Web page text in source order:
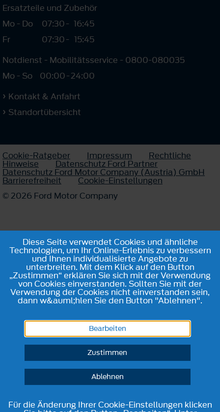
Ersatzteile und Zubehör
Mo - Do
07:30- 16:45
Fr
07:30- 15:45
Notdienst - Mobilitätsservice - 0800-080035
Mo - So
00:00-24:00
Kontakt & Anfahrt
Standortübersicht
Cookie-Ratgeber Impressum Rechtliche
Hinweise Datenschutz Ford Partner
Datenschutz Ford Motor Company (Austria) GmbH
Barrierefreiheit
Cookie-Einstellungen
© 2026 Ford Motor Company
Diese Seite verwendet Cookies und ähnliche
Technologien, um Ihr Online-Erlebnis zu verbessern
und Ihnen individualisierte Angebote zu
unterbreiten. Mit dem Klick auf den Button
„Zustimmen“ erklären Sie sich mit der Verwendung
von Cookies einverstanden. Sollten Sie mit der
Verwendung der Cookies nicht einverstanden sein,
dann w&auml;hlen Sie den Button "Ablehnen".
Bearbeiten
Zustimmen
Ablehnen
Für die Änderung Ihrer Cookie-Einstellungen klicken